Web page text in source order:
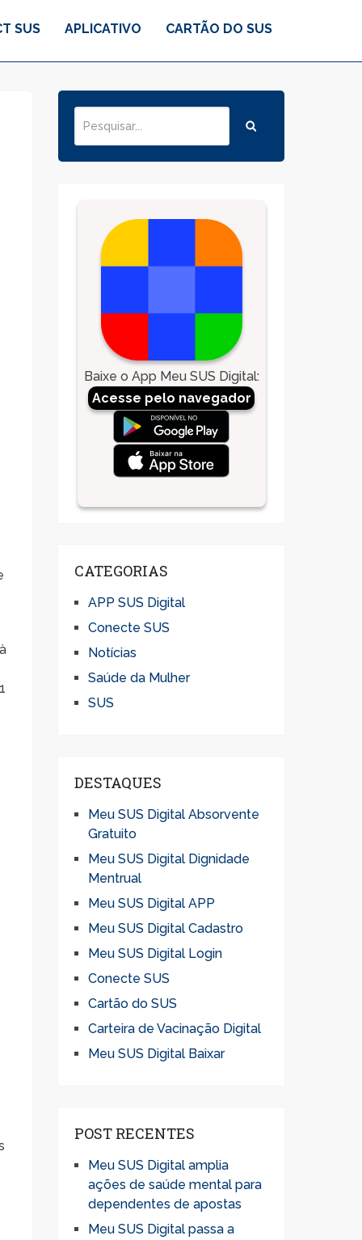
SUS APLICATIVO CARTÃO DO SUS
Baixe o App Meu SUS Digital:
Acesse pelo navegador
CATEGORIAS
APP SUS Digital
Conecte SUS
Notícias
Saúde da Mulher
SUS
DESTAQUES
Meu SUS Digital Absorvente
Gratuito
Meu SUS Digital Dignidade
Mentrual
Meu SUS Digital APP
Meu SUS Digital Cadastro
Meu SUS Digital Login
Conecte SUS
Cartão do SUS
Carteira de Vacinação Digital
Meu SUS Digital Baixar
POST RECENTES
Meu SUS Digital amplia
ações de saúde mental para
dependentes de apostas
Meu SUS Digital passa a